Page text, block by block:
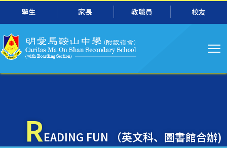
跳转到主要内容
學生 家長 教職員 校友
导
航
READING FUN （英文科、圖書館合辦)